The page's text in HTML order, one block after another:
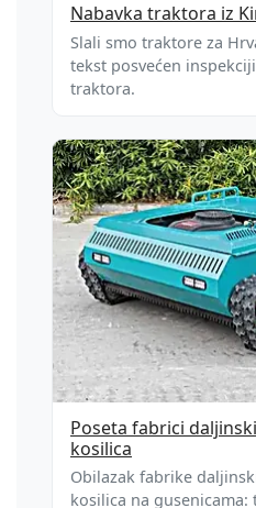
Nabavka traktora iz
Slali smo traktore za
tekst posvećen
traktora.
Poseta fabrici
kosilica
Obilazak fabrike
kosilica na gusenicama: